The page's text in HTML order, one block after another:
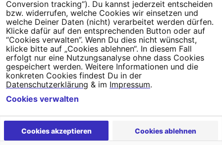
Campact e.V.
IBAN DE95 2‍5‍1‍2 0‍5‍1‍0 6‍9‍8‍0 0‍0‍0‍0 0‍0
SozialBank
Direkt online spenden
NewsletterHilfe und
FAQKontakt DatenschutzImpressumCookie Einstellungen
Conversion tracking“). Du kannst jederzeit entscheiden
bzw. widerrufen, welche Cookies wir einsetzen und
welche Deiner Daten (nicht) verarbeitet werden dürfen.
Klicke dafür auf den entsprechenden Button oder auf
“Cookies verwalten”. Wenn Du dies nicht wünschst,
klicke bitte auf „Cookies ablehnen“. In diesem Fall
erfolgt nur eine Nutzungsanalyse ohne dass Cookies
gespeichert werden. Weitere Informationen und die
konkreten Cookies findest Du in der
Datenschutzerklärung & im Impressum.
Cookies akzeptieren Cookies ablehnen
Cookies verwalten